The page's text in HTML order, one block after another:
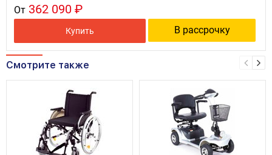
От 362 090 ₽
Купить В рассрочку
Смотрите также